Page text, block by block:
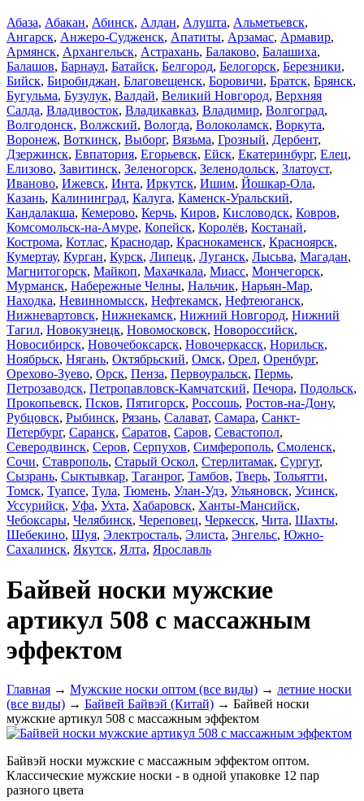
Абаза, Абакан, Абинск, Алдан, Алушта, Альметьевск,
Ангарск, Анжеро-Судженск, Апатиты, Арзамас, Армавир,
Армянск, Архангельск, Астрахань, Балаково, Балашиха,
Балашов, Барнаул, Батайск, Белгород, Белогорск, Березники,
Бийск, Биробиджан, Благовещенск, Боровичи, Братск, Брянск,
Бугульма, Бузулук, Валдай, Великий Новгород, Верхняя
Салда, Владивосток, Владикавказ, Владимир, Волгоград,
Волгодонск, Волжский, Вологда, Волоколамск, Воркута,
Воронеж, Воткинск, Выборг, Вязьма, Грозный, Дербент,
Дзержинск, Евпатория, Егорьевск, Ейск, Екатеринбург, Елец,
Елизово, Завитинск, Зеленогорск, Зеленодольск, Златоуст,
Иваново, Ижевск, Инта, Иркутск, Ишим, Йошкар-Ола,
Казань, Калининград, Калуга, Каменск-Уральский,
Кандалакша, Кемерово, Керчь, Киров, Кисловодск, Ковров,
Комсомольск-на-Амуре, Копейск, Королёв, Костанай,
Кострома, Котлас, Краснодар, Краснокаменск, Красноярск,
Кумертау, Курган, Курск, Липецк, Луганск, Лысьва, Магадан,
Магнитогорск, Майкоп, Махачкала, Миасс, Мончегорск,
Мурманск, Набережные Челны, Нальчик, Нарьян-Мар,
Находка, Невинномысск, Нефтекамск, Нефтеюганск,
Нижневартовск, Нижнекамск, Нижний Новгород, Нижний
Тагил, Новокузнецк, Новомосковск, Новороссийск,
Новосибирск, Новочебоксарск, Новочеркасск, Норильск,
Ноябрьск, Нягань, Октябрьский, Омск, Орел, Оренбург,
Орехово-Зуево, Орск, Пенза, Первоуральск, Пермь,
Петрозаводск, Петропавловск-Камчатский, Печора, Подольск,
Прокопьевск, Псков, Пятигорск, Россошь, Ростов-на-Дону,
Рубцовск, Рыбинск, Рязань, Салават, Самара, Санкт-
Петербург, Саранск, Саратов, Саров, Севастопол,
Северодвинск, Серов, Серпухов, Симферополь, Смоленск,
Сочи, Ставрополь, Старый Оскол, Стерлитамак, Сургут,
Сызрань, Сыктывкар, Таганрог, Тамбов, Тверь, Тольятти,
Томск, Туапсе, Тула, Тюмень, Улан-Удэ, Ульяновск, Усинск,
Уссурийск, Уфа, Ухта, Хабаровск, Ханты-Мансийск,
Чебоксары, Челябинск, Череповец, Черкесск, Чита, Шахты,
Шебекино, Шуя, Электросталь, Элиста, Энгельс, Южно-
Сахалинск, Якутск, Ялта, Ярославль
Байвей носки мужские
артикул 508 с массажным
эффектом
Главная → Мужские носки оптом (все виды) → летние носки
(все виды) → Байвей Байвэй (Китай) → Байвей носки
мужские артикул 508 с массажным эффектом
Байвэй носки мужские с массажным эффектом оптом.
Классические мужские носки - в одной упаковке 12 пар
разного цвета